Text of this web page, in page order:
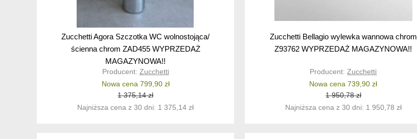
Zucchetti Agora Szczotka WC wolnostojąca/
ścienna chrom ZAD455 WYPRZEDAŻ
MAGAZYNOWA!!
Producent: Zucchetti
Nowa cena 799,90 zł
1 375,14 zł
Najniższa cena z 30 dni: 1 375,14 zł
Zucchetti Bellagio wylewka wannowa chrom
Z93762 WYPRZEDAŻ MAGAZYNOWA!!
Producent:Zucchetti
Nowa cena 739,90 zł
1 950,78 zł
Najniższa cena z 30 dni: 1 950,78 zł